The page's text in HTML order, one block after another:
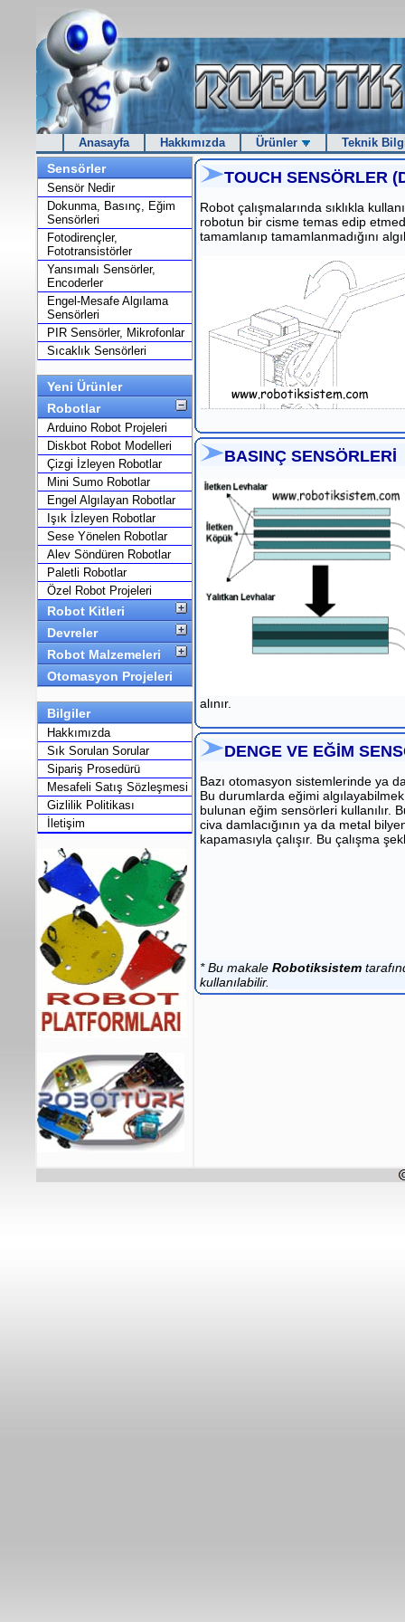
Anasayfa Hakkımızda Ürünler Teknik
Sensörler
Sensör Nedir
Dokunma, Basınç, Eğim
Sensörleri
Fotodirençler,
Fototransistörler
Yansımalı Sensörler,
Encoderler
Engel-Mesafe Algılama
Sensörleri
PIR Sensörler, Mikrofonlar
Sıcaklık Sensörleri
Yeni Ürünler
Robotlar
Arduino Robot Projeleri
Diskbot Robot Modelleri
Çizgi İzleyen Robotlar
Mini Sumo Robotlar
Engel Algılayan Robotlar
Işık İzleyen Robotlar
Sese Yönelen Robotlar
Alev Söndüren Robotlar
Paletli Robotlar
Özel Robot Projeleri
Robot Kitleri
Devreler
Robot Malzemeleri
Otomasyon Projeleri
Bilgiler
Hakkımızda
Sık Sorulan Sorular
Sipariş Prosedürü
Mesafeli Satış Sözleşmesi
Gizlilik Politikası
İletişim
TOUCH SENSÖRLER
Robot çalışmalarında sıklıkla
robotun bir cisme temas edip
tamamlanıp tamamlanmadığını
BASINÇ SENSÖRLERİ
alınır.
DENGE VE EĞİM
Bazı otomasyon sistemlerinde ya
Bu durumlarda eğimi
bulunan eğim sensörleri kullanılır.
civa damlacığının ya da metal
kapamasıyla çalışır. Bu çalışma
* Bu makale Robotiksistem
kullanılabilir.